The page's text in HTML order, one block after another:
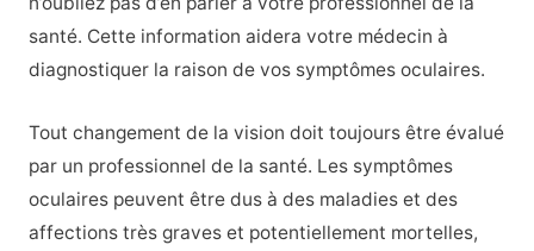
santé. Cette information aidera votre médecin à
diagnostiquer la raison de vos symptômes oculaires.
Tout changement de la vision doit toujours être évalué
par un professionnel de la santé. Les symptômes
oculaires peuvent être dus à des maladies et des
affections très graves et potentiellement mortelles,